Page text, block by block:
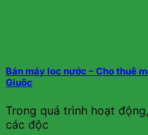
Bán máy lọc nước – Cho thuê
Giuộc
Trong quá trình hoạt
các độc